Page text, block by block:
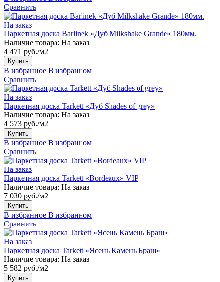
Сравнить
На заказ
Паркетная доска Barlinek «Дуб Milkshake Grande» 180мм.
Наличие товара: На заказ
4 471 руб./м2
Купить
В избранное В избранном
Сравнить
На заказ
Паркетная доска Tarkett «Дуб Shades of grey»
Наличие товара: На заказ
4 573 руб./м2
Купить
В избранное В избранном
Сравнить
На заказ
Паркетная доска Tarkett «Bordeaux» VIP
Наличие товара: На заказ
7 030 руб./м2
Купить
В избранное В избранном
Сравнить
На заказ
Паркетная доска Tarkett «Ясень Камень Браш»
Наличие товара: На заказ
5 582 руб./м2
Купить